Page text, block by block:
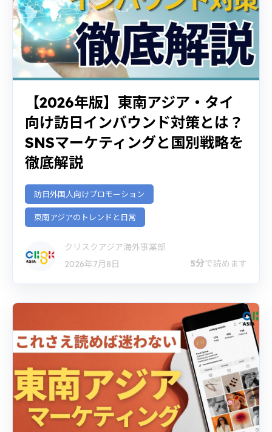
【2026年版】東南アジア・タイ
向け訪日インバウンド対策とは？
SNSマーケティングと国別戦略を
徹底解説
訪日外国人向けプロモーション
東南アジアのトレンドと日常
クリスクアジア海外事業部
2026年7月8日
5分で読めます